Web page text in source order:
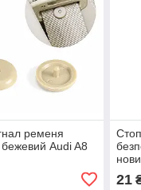
ременя
Audi A8
21